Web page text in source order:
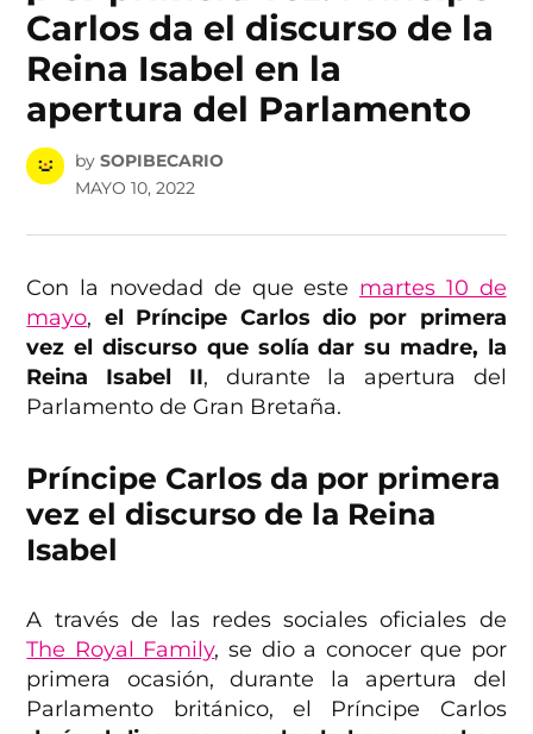
Carlos da el discurso de la
Reina Isabel en la
apertura del Parlamento
by SOPIBECARIO
MAYO 10, 2022
Con la novedad de que este martes 10 de
mayo, el Príncipe Carlos dio por primera
vez el discurso que solía dar su madre, la
Reina Isabel II, durante la apertura del
Parlamento de Gran Bretaña.
Príncipe Carlos da por primera
vez el discurso de la Reina
Isabel
A través de las redes sociales oficiales de
The Royal Family, se dio a conocer que por
primera ocasión, durante la apertura del
Parlamento británico, el Príncipe Carlos